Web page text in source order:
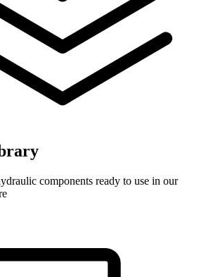
components ready to use in our